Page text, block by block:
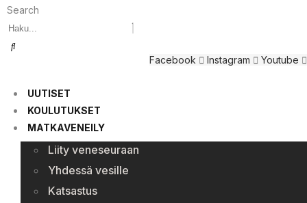
Search
Facebook Instagram Youtube
UUTISET
KOULUTUKSET
MATKAVENEILY
Liity veneseuraan
Yhdessä vesille
Katsastus